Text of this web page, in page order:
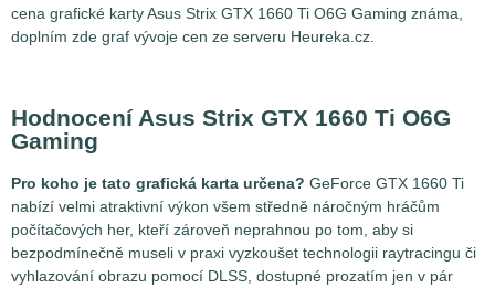
cena grafické karty Asus Strix GTX 1660 Ti O6G Gaming známa,
doplním zde graf vývoje cen ze serveru Heureka.cz.
Hodnocení Asus Strix GTX 1660 Ti O6G
Gaming
Pro koho je tato grafická karta určena? GeForce GTX 1660 Ti
nabízí velmi atraktivní výkon všem středně náročným hráčům
počítačových her, kteří zároveň neprahnou po tom, aby si
bezpodmínečně museli v praxi vyzkoušet technologii raytracingu či
vyhlazování obrazu pomocí DLSS, dostupné prozatím jen v pár